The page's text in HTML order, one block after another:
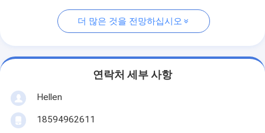
더 많은 것을 전망하십시오
연락처 세부 사항
Hellen
18594962611